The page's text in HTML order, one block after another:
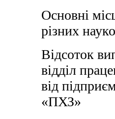
Основні
різних
Відсоток
відділ
від
«ПХЗ»